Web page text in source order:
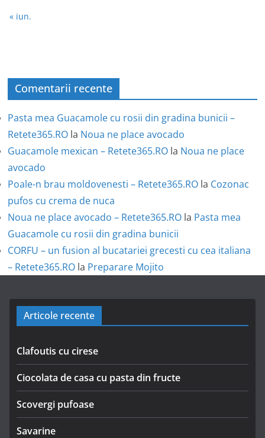
« iun.
Comentarii recente
Pasta mea Guacamole cu rosii din gradina bunicii –
Retete365.RO la Noua ne place avocado
Guacamole mexican – Retete365.RO la Noua ne place
avocado
Poale-n brau moldovenesti – Retete365.RO la Cozonac
pufos cu crema de nuca
Noua ne place avocado – Retete365.RO la Pasta mea
Guacamole cu rosii din gradina bunicii
CORFU – un fusion al bucatariei grecesti cu cea italiana
– Retete365.RO la Preparare Mojito
Articole recente
Clafoutis cu cirese
Ciocolata de casa cu pasta din fructe
Scovergi pufoase
Savarine